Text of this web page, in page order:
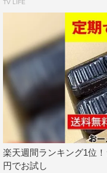
イベントも大盛況だ
いイベントでした！
な笑顔を見れて、私
た在庫も全て完売と
す！！」と反響を実感
また、天羽希純は「
渋谷店さんでまたラ
です。なんだかエモい
TV LIFE
楽天週間ランキング1位
円でお試し